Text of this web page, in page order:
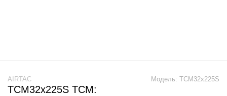
Модель: TCM32x225S
AIRTAC
TCM32x225S TCM: